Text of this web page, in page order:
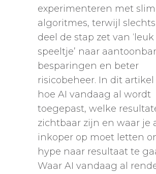
experimenteren met
algoritmes, terwijl
deel de stap zet van ‘leuk
speeltje’ naar
besparingen en beter
risicobeheer. In dit artikel
hoe AI vandaag al wordt
toegepast, welke
zichtbaar zijn en waar je
inkoper op moet letten
hype naar resultaat te
Waar AI vandaag al